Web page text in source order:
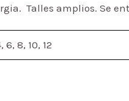
Talles amplios. Se
6, 8, 10, 12